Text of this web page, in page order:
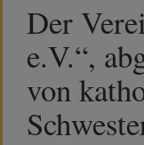
Der
e.V.“,
von